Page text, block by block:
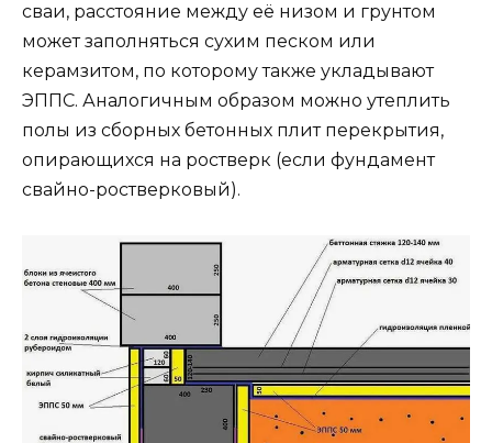
сваи, расстояние между её низом и грунтом
может заполняться сухим песком или
керамзитом, по которому также укладывают
ЭППС. Аналогичным образом можно утеплить
полы из сборных бетонных плит перекрытия,
опирающихся на ростверк (если фундамент
свайно-ростверковый).